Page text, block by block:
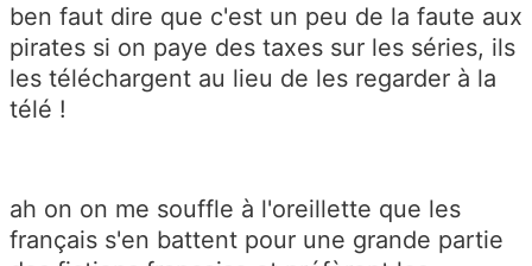
ben faut dire que c'est un peu de la faute aux
pirates si on paye des taxes sur les séries, ils
les téléchargent au lieu de les regarder à la
télé !
ah on on me souffle à l'oreillette que les
français s'en battent pour une grande partie